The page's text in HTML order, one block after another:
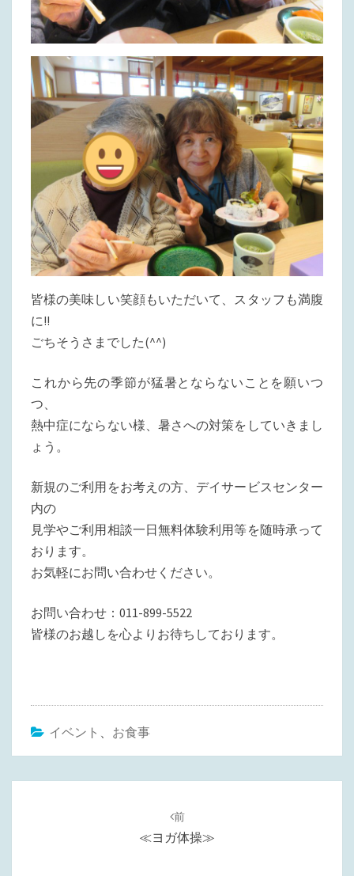
皆様の美味しい笑顔もいただいて、スタッフも満腹
に!!
ごちそうさまでした(^^)
これから先の季節が猛暑とならないことを願いつ
つ、
熱中症にならない様、暑さへの対策をしていきまし
ょう。
新規のご利用をお考えの方、デイサービスセンター
内の
見学やご利用相談一日無料体験利用等を随時承って
おります。
お気軽にお問い合わせください。
お問い合わせ：011-899-5522
皆様のお越しを心よりお待ちしております。
イベント お食事
前
≪ヨガ体操≫